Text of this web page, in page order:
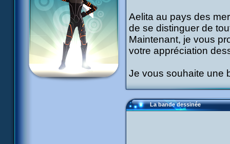
Aelita au pays des
de se distinguer de
Maintenant, je vous
votre appréciation
Je vous souhaite une
La bande dessinée